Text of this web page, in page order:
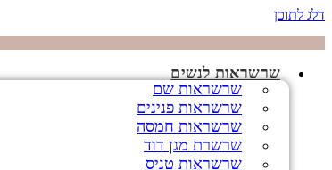
דלג לתוכן
שרשראות לנשים
שרשראות שם
שרשראות פנינים
שרשראות חמסה
שרשרת מגן דוד
שרשראות טניס